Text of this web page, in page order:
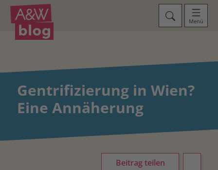
Menü
Gentrifizierung in Wien?
Eine Annäherung
Beitrag teilen